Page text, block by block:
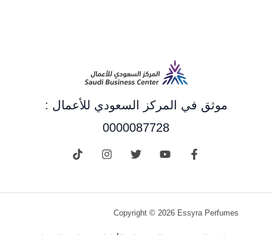
موثق في المركز السعودي للأعمال :
0000087728
Copyright © 2026 Essyra Perfumes